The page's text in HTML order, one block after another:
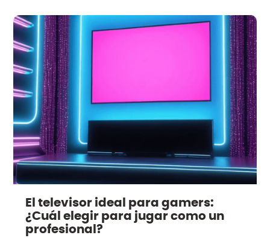
El televisor ideal para gamers:
¿Cuál elegir para jugar como un
profesional?